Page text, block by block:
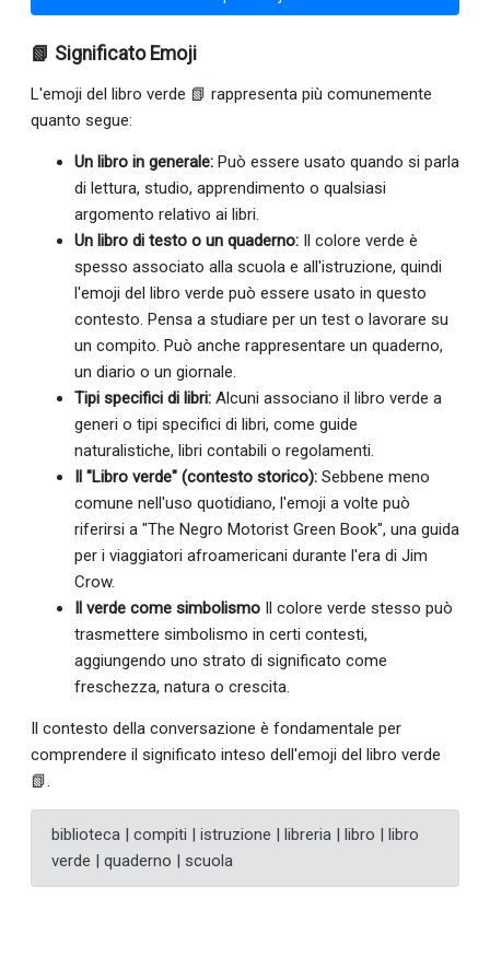
📗 Significato Emoji
L'emoji del libro verde 📗 rappresenta più comunemente
quanto segue:
Un libro in generale: Può essere usato quando si parla
di lettura, studio, apprendimento o qualsiasi
argomento relativo ai libri.
Un libro di testo o un quaderno: Il colore verde è
spesso associato alla scuola e all'istruzione, quindi
l'emoji del libro verde può essere usato in questo
contesto. Pensa a studiare per un test o lavorare su
un compito. Può anche rappresentare un quaderno,
un diario o un giornale.
Tipi specifici di libri: Alcuni associano il libro verde a
generi o tipi specifici di libri, come guide
naturalistiche, libri contabili o regolamenti.
Il "Libro verde" (contesto storico): Sebbene meno
comune nell'uso quotidiano, l'emoji a volte può
riferirsi a "The Negro Motorist Green Book", una guida
per i viaggiatori afroamericani durante l'era di Jim
Crow.
Il verde come simbolismo Il colore verde stesso può
trasmettere simbolismo in certi contesti,
aggiungendo uno strato di significato come
freschezza, natura o crescita.
Il contesto della conversazione è fondamentale per
comprendere il significato inteso dell'emoji del libro verde
📗.
biblioteca | compiti | istruzione | libreria | libro | libro
verde | quaderno | scuola